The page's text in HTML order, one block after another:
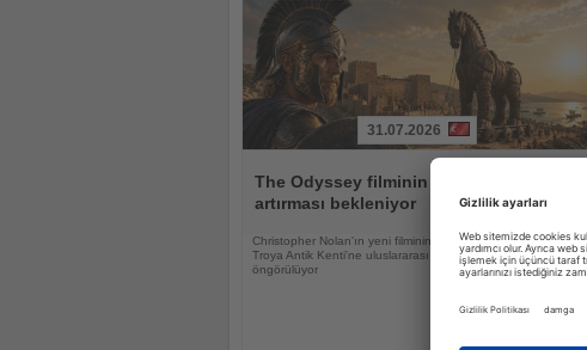
Oku
31.07.2026
The Odyssey filminin Troya'ya ilgiyi
artırması bekleniyor
Christopher Nolan'ın yeni filminin UNESCO Dünya Mirası
Troya Antik Kenti'ne uluslararası ilgiyi güçlendirmesi
öngörülüyor